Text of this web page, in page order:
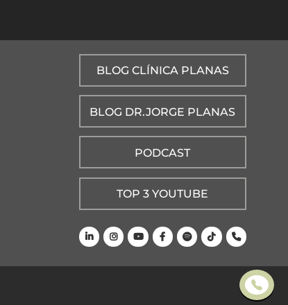
BLOG CLÍNICA PLANAS
BLOG DR.JORGE PLANAS
PODCAST
TOP 3 YOUTUBE